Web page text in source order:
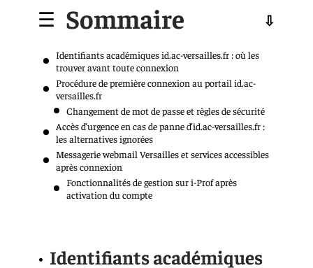
Sommaire
Identifiants académiques id.ac-versailles.fr : où les
trouver avant toute connexion
Procédure de première connexion au portail id.ac-
versailles.fr
Changement de mot de passe et règles de sécurité
Accès d’urgence en cas de panne d’id.ac-versailles.fr :
les alternatives ignorées
Messagerie webmail Versailles et services accessibles
après connexion
Fonctionnalités de gestion sur i-Prof après
activation du compte
Identifiants académiques